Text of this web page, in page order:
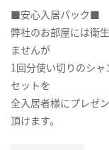
■安心入居パック■
弊社のお部屋には衛
ませんが
1回分使い切りのシ
セットを
全入居者様にプレゼ
頂けます。